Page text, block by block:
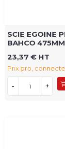
SCIE EGOINE
BAHCO 475MM
23,37 € HT
Prix pro,
- +